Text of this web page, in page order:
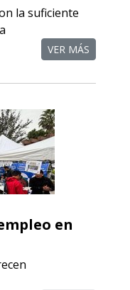
de
del
la suficiente
VER MÁS
en